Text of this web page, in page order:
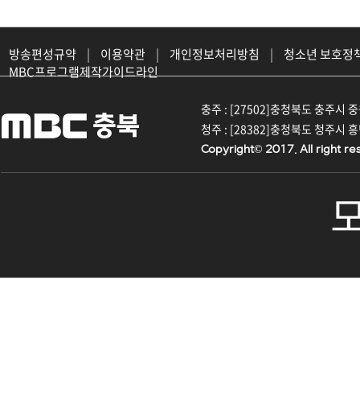
방송편성규약 | 이용약관 | 개인정보처리방침 |
청소년 보호정
MBC프로그램제작가이드라인
충주 : [27502]충청북도 충주시
청주 : [28382]충청북도 청주시
Copyright© 2017. All right